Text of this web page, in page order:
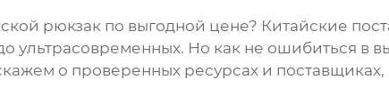
рюкзакпо выгодной цене? Китайские
ультрасовременных. Но как не ошибиться в
о проверенных ресурсах и